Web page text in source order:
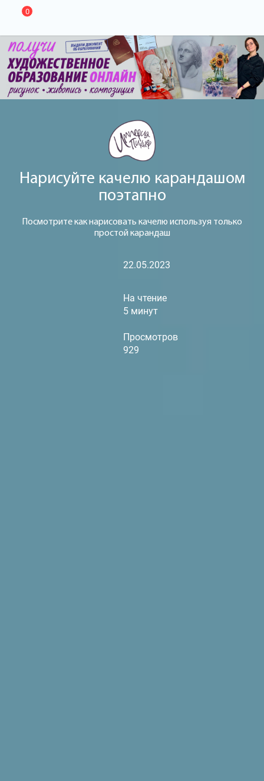
0
Нарисуйте качелю карандашом
поэтапно
Посмотрите как нарисовать качелю используя только
простой карандаш
22.05.2023
На чтение
5 минут
Просмотров
929